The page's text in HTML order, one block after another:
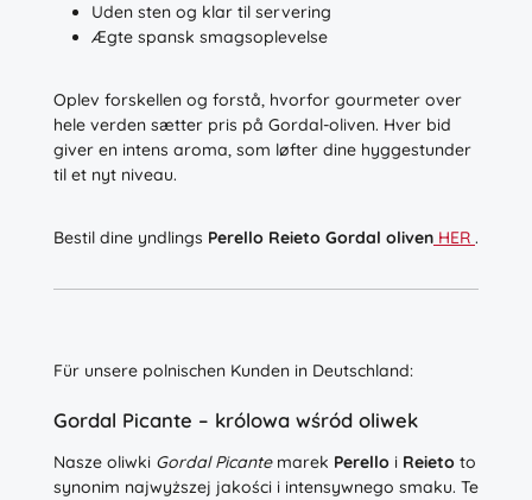
Uden sten og klar til servering
Ægte spansk smagsoplevelse
Oplev forskellen og forstå, hvorfor gourmeter over
hele verden sætter pris på Gordal-oliven. Hver bid
giver en intens aroma, som løfter dine hyggestunder
til et nyt niveau.
Bestil dine yndlings Perello Reieto Gordal oliven HER .
Für unsere polnischen Kunden in Deutschland:
Gordal Picante – królowa wśród oliwek
Nasze oliwki Gordal Picantemarek Perello i Reieto to
synonim najwyższej jakości i intensywnego smaku. Te